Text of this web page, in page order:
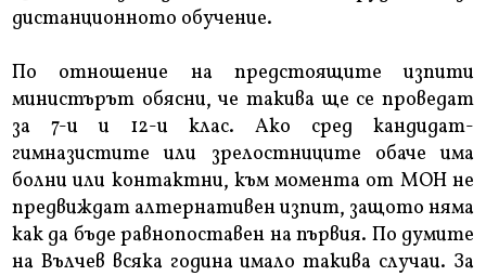
дистанционното обучение.
По отношение на предстоящите изпити
министърът обясни, че такива ще се проведат
за 7-и и 12-и клас. Ако сред кандидат-
гимназистите или зрелостниците обаче има
болни или контактни, към момента от МОН не
предвиждат алтернативен изпит, защото няма
как да бъде равнопоставен на първия. По думите
на Вълчев всяка година имало такива случаи. За